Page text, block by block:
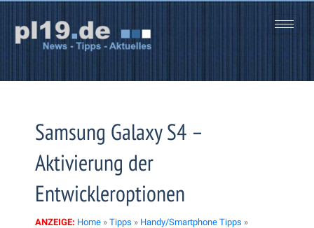
Zum
springen
Samsung Galaxy S4 –
Aktivierung der
Entwickleroptionen
ANZEIGE: Home » Tipps » Handy/Smartphone Tipps »